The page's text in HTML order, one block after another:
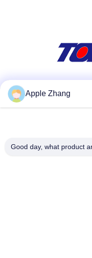
Media
Apple Zhang
Good day, what product